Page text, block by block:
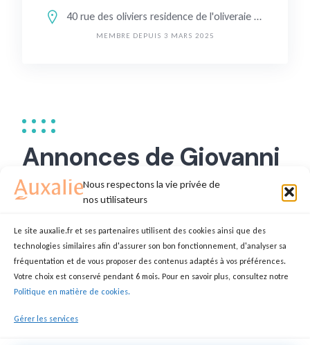
Nous respectons la vie privée de
nos utilisateurs
Le site auxalie.fr et ses partenaires utilisent des cookies ainsi que des
technologies similaires afin d'assurer son bon fonctionnement, d'analyser sa
fréquentation et de vous proposer des contenus adaptés à vos préférences.
Votre choix est conservé pendant 6 mois. Pour en savoir plus, consultez notre
Politique en matière de cookies.
Gérer les services
40 rue des oliviers residence de l'oliveraie sorgues
MEMBRE DEPUIS 3 MARS 2025
Annonces de Giovanni
a.
aide aux familles
GIOVANNI ASSISTANT(E) DE VIE